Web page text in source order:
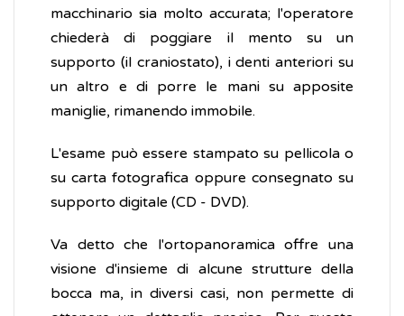
macchinario sia molto accurata; l'operatore
chiederà di poggiare il mento su un
supporto (il craniostato), i denti anteriori su
un altro e di porre le mani su apposite
maniglie, rimanendo immobile.
L'esame può essere stampato su pellicola o
su carta fotografica oppure consegnato su
supporto digitale (CD - DVD).
Va detto che l'ortopanoramica offre una
visione d'insieme di alcune strutture della
bocca ma, in diversi casi, non permette di